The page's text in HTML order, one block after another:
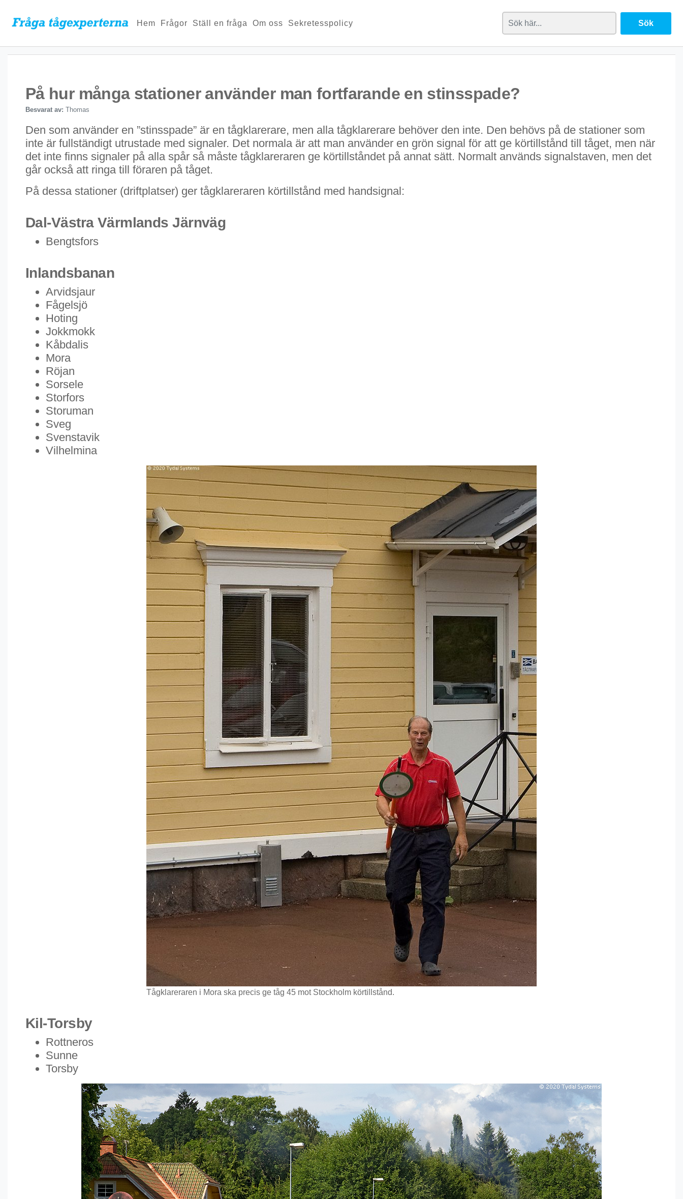
Hem Frågor Ställ en fråga Om oss Sekretesspolicy
På hur många stationer använder man fortfarande en stinsspade?
Besvarat av: Thomas
Den som använder en ”stinsspade” är en tågklarerare, men alla tågklarerare behöver den inte. Den behövs på de stationer som
inte är fullständigt utrustade med signaler. Det normala är att man använder en grön signal för att ge körtillstånd till tåget, men när
det inte finns signaler på alla spår så måste tågklareraren ge körtillståndet på annat sätt. Normalt används signalstaven, men det
går också att ringa till föraren på tåget.
På dessa stationer (driftplatser) ger tågklareraren körtillstånd med handsignal:
Dal-Västra Värmlands Järnväg
Bengtsfors
Inlandsbanan
Arvidsjaur
Fågelsjö
Hoting
Jokkmokk
Kåbdalis
Mora
Röjan
Sorsele
Storfors
Storuman
Sveg
Svenstavik
Vilhelmina
Tågklareraren i Mora ska precis ge tåg 45 mot Stockholm körtillstånd.
Kil-Torsby
Rottneros
Sunne
Torsby